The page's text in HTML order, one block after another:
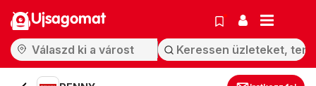
Ujsagomat